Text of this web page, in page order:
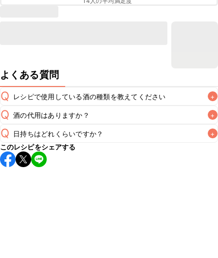
よくある質問
Q レシピで使用している酒の種類を教えてください +
A
Q 酒の代用はありますか？ +
A
Q 日持ちはどれくらいですか？ +
保存期間は冷蔵で翌日中が目安です。なるべくお早めにお召
し上がりください。
このレシピをシェアする